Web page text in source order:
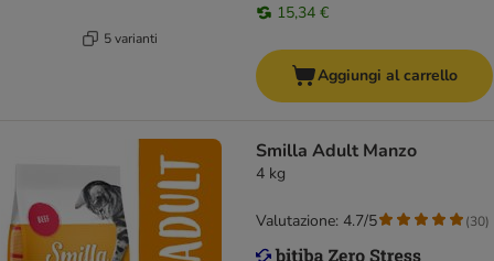
5 varianti
15,34 €
Aggiungi al carrello
Smilla Adult Manzo
4 kg
Valutazione: 4.7/5 (30)